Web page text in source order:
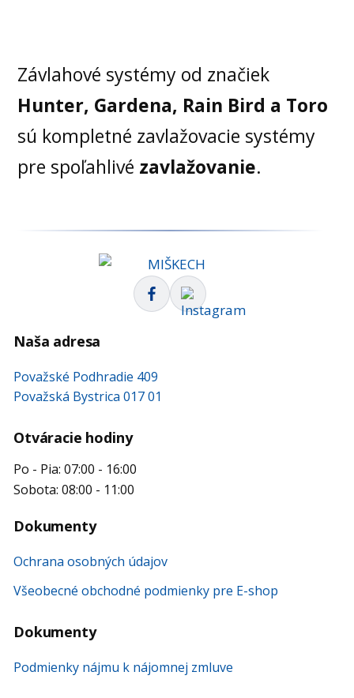
Závlahové systémy od značiek
Hunter, Gardena, Rain Bird a Toro
sú kompletné zavlažovacie systémy
pre spoľahlivé zavlažovanie.
Naša adresa
Považské Podhradie 409
Považská Bystrica 017 01
Otváracie hodiny
Po - Pia: 07:00 - 16:00
Sobota: 08:00 - 11:00
Dokumenty
Ochrana osobných údajov
Všeobecné obchodné podmienky pre E-shop
Dokumenty
Podmienky nájmu k nájomnej zmluve